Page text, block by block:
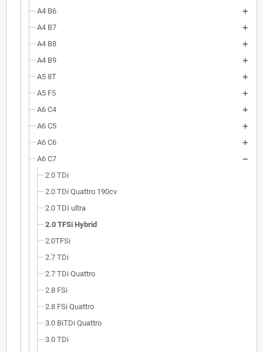
A4 B6
A4 B7
A4 B8
A4 B9
A5 8T
A5 F5
A6 C4
A6 C5
A6 C6
A6 C7
2.0 TDi
2.0 TDi Quattro 190cv
2.0 TDI ultra
2.0 TFSi Hybrid
2.0TFSi
2.7 TDi
2.7 TDi Quattro
2.8 FSi
2.8 FSi Quattro
3.0 BiTDi Quattro
3.0 TDi